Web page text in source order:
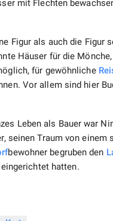
mit Flechten
Figur als auch die Figur
Häuser für die
für gewöhnliche
Vor allem sind hier
Leben als Bauer war
seinen Traum von einem
bewohner begruben den
hatten.